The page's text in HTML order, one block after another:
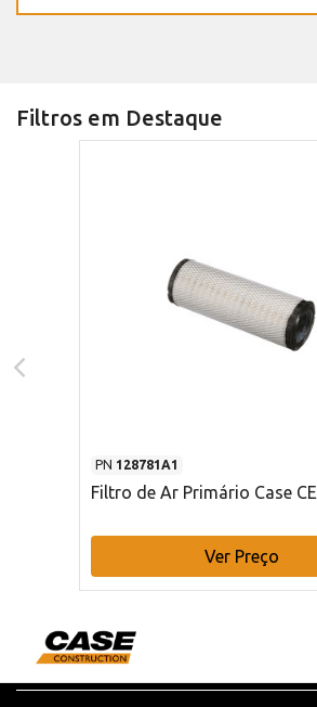
Filtros em Destaque
PN 128781A1
Filtro de Ar Primário Case CE
Ver Preço